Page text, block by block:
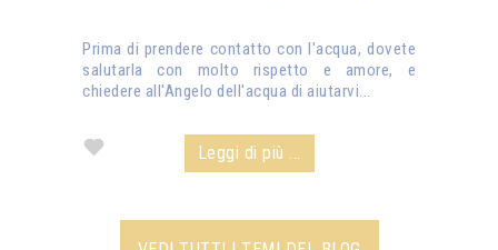
Prima di prendere contatto con l'acqua, dovete
salutarla con molto rispetto e amore, e
chiedere all'Angelo dell'acqua di aiutarvi...
Leggi di più ...